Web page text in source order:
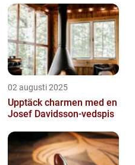
02 augusti 2025
Upptäck charmen med en
Josef Davidsson-vedspis